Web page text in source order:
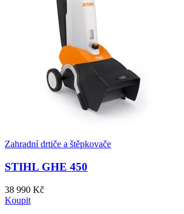
Zahradní drtiče a štěpkovače
STIHL GHE 450
38 990 Kč
Koupit